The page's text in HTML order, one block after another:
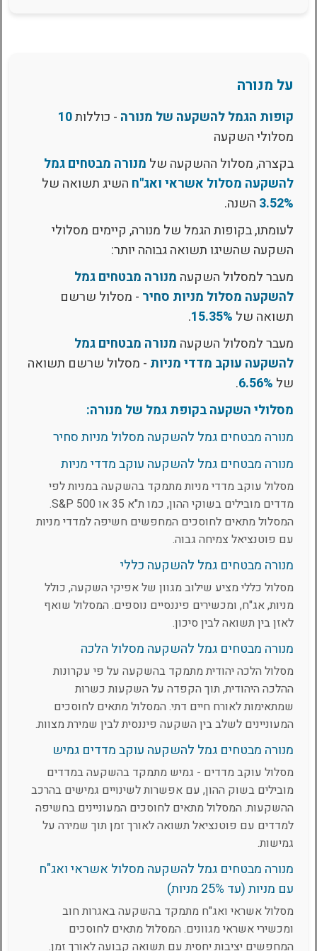
על מנורה
קופות הגמל להשקעה של מנורה - כוללות10
מסלולי השקעה
בקצרה, מסלול ההשקעה של מנורה מבטחים גמל
להשקעה מסלול אשראי ואג"ח השיג תשואה של
3.52% השנה.
לעומתו, בקופות הגמל של מנורה, קיימים מסלולי
השקעה שהשיגו תשואה גבוהה יותר:
מעבר למסלול השקעה מנורה מבטחים גמל
להשקעה מסלול מניות סחיר - מסלול שרשם
תשואה של 15.35%
.
מעבר למסלול השקעה מנורה מבטחים גמל
להשקעה עוקב מדדי מניות - מסלול שרשם תשואה
של 6.56%
.
מסלולי השקעה בקופת גמל של מנורה:
מנורה מבטחים גמל להשקעה מסלול מניות סחיר
מנורה מבטחים גמל להשקעה עוקב מדדי מניות
מסלול עוקב מדדי מניות מתמקד בהשקעה במניות לפי
מדדים מובילים בשוקי ההון, כמו ת"א 35 או S&P 500.
המסלול מתאים לחוסכים המחפשים חשיפה למדדי מניות
עם פוטנציאל צמיחה גבוה.
מנורה מבטחים גמל להשקעה כללי
מסלול כללי מציע שילוב מגוון של אפיקי השקעה, כולל
מניות, אג"ח, ומכשירים פיננסיים נוספים. המסלול שואף
לאזן בין תשואה לבין סיכון.
מנורה מבטחים גמל להשקעה מסלול הלכה
מסלול הלכה יהודית מתמקד בהשקעה על פי עקרונות
ההלכה היהודית, תוך הקפדה על השקעות כשרות
שמתאימות לאורח חיים דתי. המסלול מתאים לחוסכים
המעוניינים לשלב בין השקעה פיננסית לבין שמירת מצוות.
מנורה מבטחים גמל להשקעה עוקב מדדים גמיש
מסלול עוקב מדדים - גמיש מתמקד בהשקעה במדדים
מובילים בשוק ההון, עם אפשרות לשינויים גמישים בהרכב
ההשקעות. המסלול מתאים לחוסכים המעוניינים בחשיפה
למדדים עם פוטנציאל תשואה לאורך זמן תוך שמירה על
גמישות.
מנורה מבטחים גמל להשקעה מסלול אשראי ואג"ח
עם מניות (עד 25% מניות)
מסלול אשראי ואג"ח מתמקד בהשקעה באגרות חוב
ומכשירי אשראי מגוונים. המסלול מתאים לחוסכים
המחפשים יציבות יחסית עם תשואה קבועה לאורך זמן.